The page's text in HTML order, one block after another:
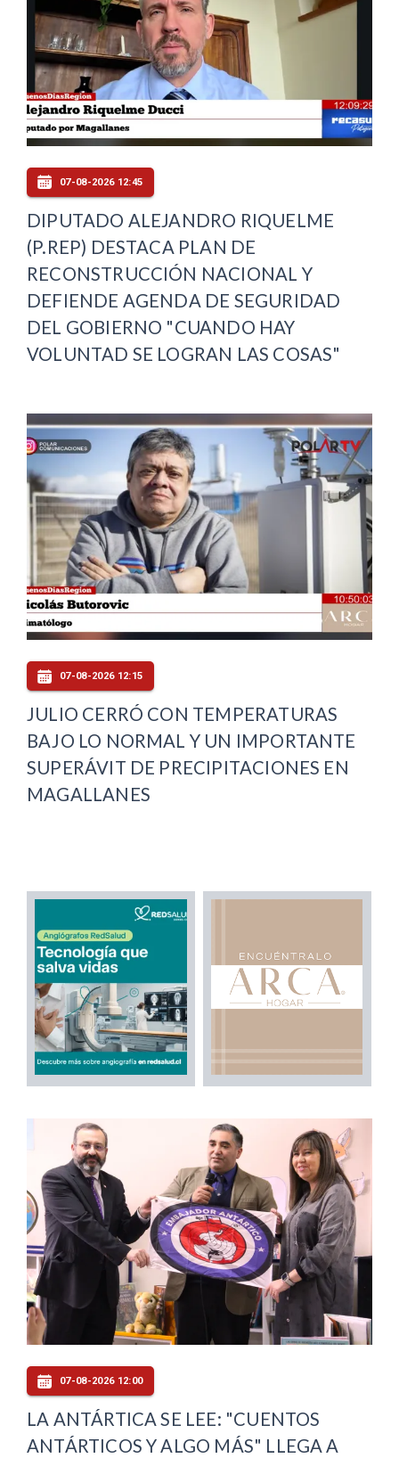
07-08-2026 12:45
DIPUTADO ALEJANDRO RIQUELME
(P.REP) DESTACA PLAN DE
RECONSTRUCCIÓN NACIONAL Y
DEFIENDE AGENDA DE SEGURIDAD
DEL GOBIERNO "CUANDO HAY
VOLUNTAD SE LOGRAN LAS COSAS"
07-08-2026 12:15
JULIO CERRÓ CON TEMPERATURAS
BAJO LO NORMAL Y UN IMPORTANTE
SUPERÁVIT DE PRECIPITACIONES EN
MAGALLANES
07-08-2026 12:00
LA ANTÁRTICA SE LEE: "CUENTOS
ANTÁRTICOS Y ALGO MÁS" LLEGA A